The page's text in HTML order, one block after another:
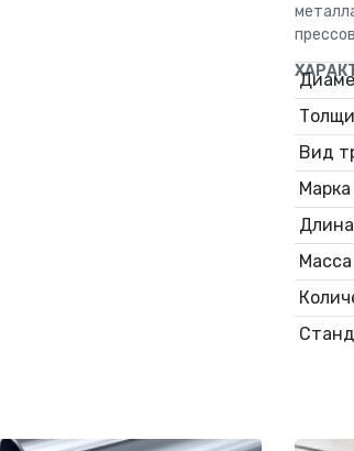
Вид